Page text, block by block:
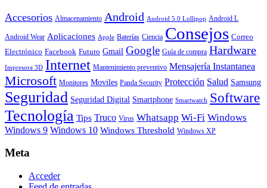
Accesorios Almacenamiento Android Android 5.0 Lollipop Android L
Android Wear Aplicaciones Apple Baterías Ciencia Consejos Correo
Electrónico Facebook Futuro Gmail Google Guía de compra Hardware
Impresora 3D Internet Mantenimiento preventivo Mensajería Instantanea
Microsoft Monitores Moviles Panda Security Protección Salud Samsung
Seguridad Seguridad Digital Smartphone Smartwatch Software
Tecnología Tips Truco Virus Whatsapp Wi-Fi Windows
Windows 9 Windows 10 Windows Threshold Windows XP
Meta
Acceder